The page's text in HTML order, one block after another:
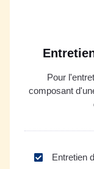
Pour
composant
Entretien